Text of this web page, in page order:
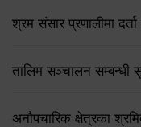
श्रम संसार प्रणालीमा
तालिम सञ्चालन सम्बन्धी
अनौपचारिक क्षेत्रका